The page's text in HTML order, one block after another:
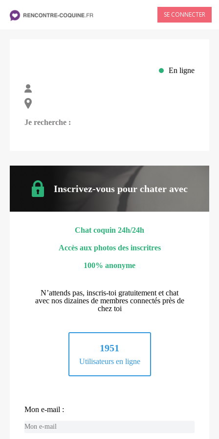
SE CONNECTER
En ligne
Je recherche :
Inscrivez-vous pour chater avec
Chat coquin 24h/24h
Accès aux photos des inscritres
100% anonyme
N’attends pas, inscris-toi gratuitement et chat
avec nos dizaines de membres connectés près de
chez toi
1951
Utilisateurs en ligne
Mon e-mail :